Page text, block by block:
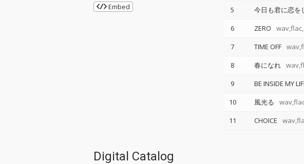
5
今日も君に恋を
6
ZERO
7
TIME OFF
8
春になれ
9
BE INSIDE MY
10
風光る
11
CHOICE
Embed
Digital Catalog